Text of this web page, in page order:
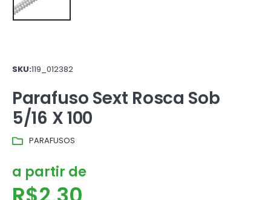
SKU:119_012382
Parafuso Sext Rosca Sob
5/16 X 100
PARAFUSOS
a partir de